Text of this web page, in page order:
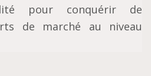
pour conquérir de
de marché au niveau